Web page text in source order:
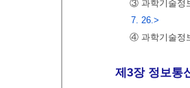
③ 과학기술정
7. 26.>
④ 과학기술정
제3장 정보통